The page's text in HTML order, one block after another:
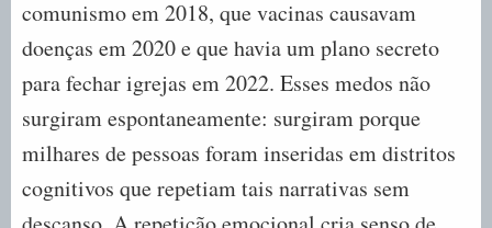
comunismo em 2018, que vacinas causavam
doenças em 2020 e que havia um plano secreto
para fechar igrejas em 2022. Esses medos não
surgiram espontaneamente: surgiram porque
milhares de pessoas foram inseridas em distritos
cognitivos que repetiam tais narrativas sem